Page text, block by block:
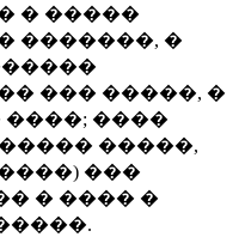
� �����
�������, �
��� �����, �
����
�����,
���
� ���� �